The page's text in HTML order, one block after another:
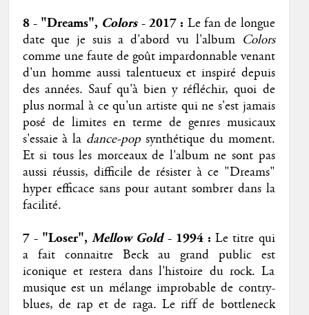
8 - "Dreams", Colors- 2017 : Le fan de longue
date que je suis a d'abord vu l'album Colors
comme une faute de goût impardonnable venant
d'un homme aussi talentueux et inspiré depuis
des années. Sauf qu'à bien y réfléchir, quoi de
plus normal à ce qu'un artiste qui ne s'est jamais
posé de limites en terme de genres musicaux
s'essaie à la dance-popsynthétique du moment.
Et si tous les morceaux de l'album ne sont pas
aussi réussis, difficile de résister à ce "Dreams"
hyper efficace sans pour autant sombrer dans la
facilité.
7 - "Loser",Mellow Gold- 1994:Le titre qui
a fait connaitre Beck au grand public est
iconique et restera dans l'histoire du rock. La
musique est un mélange improbable de contry-
blues, de rap et de raga. Le riff de bottleneck